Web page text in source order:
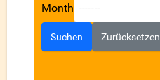
Month
Suchen Zurücksetzen